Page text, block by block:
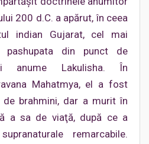
200 d.C. a apărut, în ceea
indian Gujarat, cel mai
pashupata din punct de
anume Lakulisha. În
Mahatmya, el a fost
brahmini, dar a murit în
a sa de viaţă, după ce a
remarcabile.